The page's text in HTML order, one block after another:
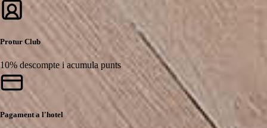
Protur Club
10% descompte i acumula punts
Pagament a l'hotel